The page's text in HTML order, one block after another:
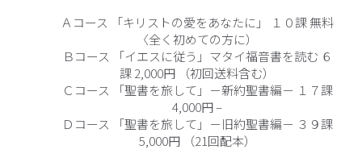
Ａコース 「キリストの愛をあなたに」 １０課 無料
〈全く初めての方に）
Ｂコース 「イエスに従う」マタイ福音書を読む ６
課 2,000円 （初回送料含む）
Ｃコース 「聖書を旅して」－新約聖書編－ １７課
4,000円 –
Ｄコース 「聖書を旅して」－旧約聖書編－ ３９課
5,000円 （21回配本）